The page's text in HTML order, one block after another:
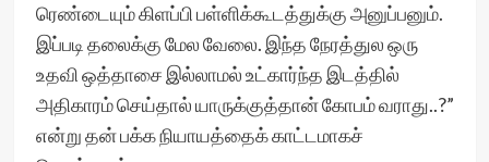
ரெண்டையும் கிளப்பி பள்ளிக்கூடத்துக்கு அனுப்பனும்.
இப்படி தலைக்கு மேல வேலை. இந்த நேரத்துல ஒரு
உதவி ஒத்தாசை இல்லாமல் உட்கார்ந்த இடத்தில்
அதிகாரம் செய்தால் யாருக்குத்தான் கோபம் வராது..?”
என்று தன் பக்க நியாயத்தைக் காட்டமாகச்